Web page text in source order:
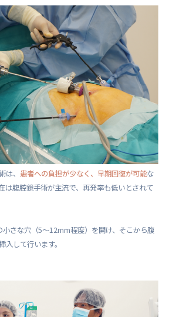
、 患者への負担が少なく、早期回復が可能な
は腹腔鏡手術が主流で、再発率も低いとされて
さな穴（5〜12mm程度）を開け、そこから腹
して行います。